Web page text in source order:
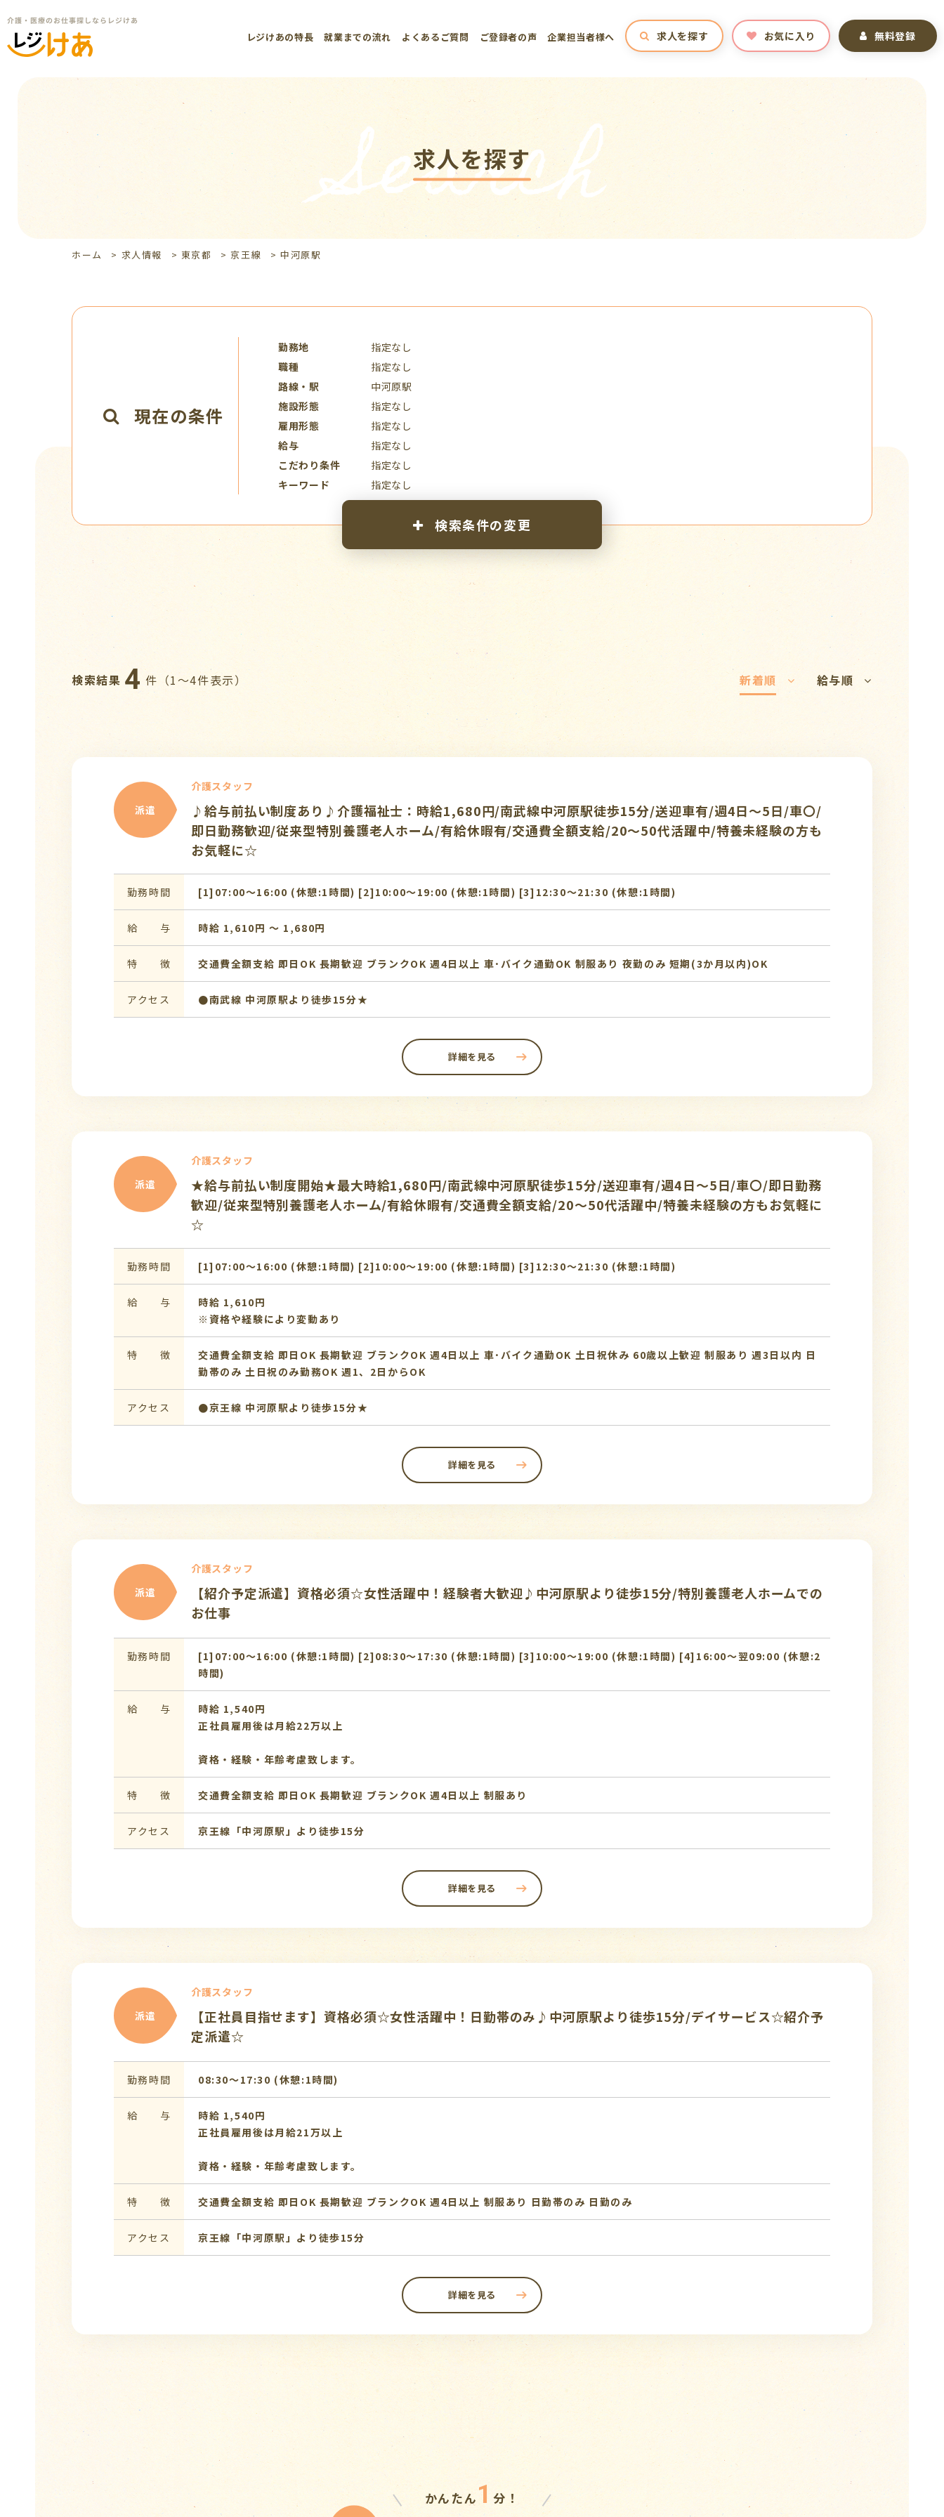
レジけあの特長 就業までの流れ よくあるご質問 ご登録者の声 企業担当者様へ 求人を探す お気に入り 無料登録
求人を探す
Search
ホーム > 求人情報 > 東京都 > 京王線 >中河原駅
現在の条件
勤務地
指定なし
職種
指定なし
路線・駅
中河原駅
施設形態
指定なし
雇用形態
指定なし
給与
指定なし
こだわり条件
指定なし
キーワード
指定なし
検索条件の変更
検索結果 4 件（1〜4件表示） 新着順 給与順
派遣
介護スタッフ
♪給与前払い制度あり♪介護福祉士：時給1,680円/南武線中河原駅徒歩15分/送迎車有/週4日～5日/車〇/
即日勤務歓迎/従来型特別養護老人ホーム/有給休暇有/交通費全額支給/20～50代活躍中/特養未経験の方も
お気軽に☆
勤務時間 [1]07:00〜16:00 (休憩:1時間) [2]10:00〜19:00 (休憩:1時間) [3]12:30〜21:30 (休憩:1時間)
給 与 時給 1,610円 〜 1,680円
特 徴 交通費全額支給 即日OK 長期歓迎 ブランクOK 週4日以上 車･バイク通勤OK 制服あり 夜勤のみ 短期(3か月以内)OK
アクセス ●南武線 中河原駅より徒歩15分★
詳細を見る
派遣
介護スタッフ
★給与前払い制度開始★最大時給1,680円/南武線中河原駅徒歩15分/送迎車有/週4日～5日/車〇/即日勤務
歓迎/従来型特別養護老人ホーム/有給休暇有/交通費全額支給/20～50代活躍中/特養未経験の方もお気軽に
☆
勤務時間 [1]07:00〜16:00 (休憩:1時間) [2]10:00〜19:00 (休憩:1時間) [3]12:30〜21:30 (休憩:1時間)
給 与
時給 1,610円
※資格や経験により変動あり
特 徴 交通費全額支給 即日OK 長期歓迎 ブランクOK 週4日以上 車･バイク通勤OK 土日祝休み 60歳以上歓迎 制服あり 週3日以内 日
勤帯のみ 土日祝のみ勤務OK 週1、2日からOK
アクセス ●京王線 中河原駅より徒歩15分★
詳細を見る
派遣
介護スタッフ
【紹介予定派遣】資格必須☆女性活躍中！経験者大歓迎♪中河原駅より徒歩15分/特別養護老人ホームでの
お仕事
勤務時間
[1]07:00〜16:00 (休憩:1時間) [2]08:30〜17:30 (休憩:1時間) [3]10:00〜19:00 (休憩:1時間) [4]16:00〜翌09:00 (休憩:2
時間)
給 与
時給 1,540円
正社員雇用後は月給22万以上
資格・経験・年齢考慮致します。
特 徴 交通費全額支給 即日OK 長期歓迎 ブランクOK 週4日以上 制服あり
アクセス 京王線「中河原駅」より徒歩15分
詳細を見る
派遣
介護スタッフ
【正社員目指せます】資格必須☆女性活躍中！日勤帯のみ♪中河原駅より徒歩15分/デイサービス☆紹介予
定派遣☆
勤務時間 08:30〜17:30 (休憩:1時間)
給 与
時給 1,540円
正社員雇用後は月給21万以上
資格・経験・年齢考慮致します。
特 徴 交通費全額支給 即日OK 長期歓迎 ブランクOK 週4日以上 制服あり 日勤帯のみ 日勤のみ
アクセス 京王線「中河原駅」より徒歩15分
詳細を見る
かんたん 1 分！